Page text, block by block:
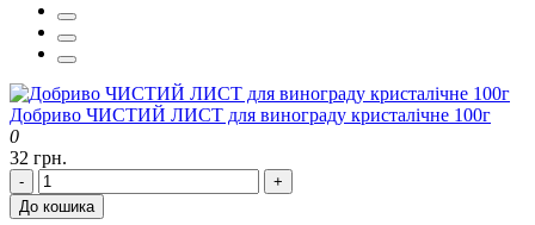
Добриво ЧИСТИЙ ЛИСТ для винограду кристалічне 100г
0
32 грн.
-
+
До кошика